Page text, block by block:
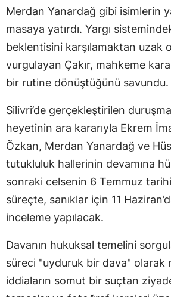
Merdan Yanardağ gibi isimlerin
masaya yatırdı. Yargı
beklentisini karşılamaktan uzak
vurgulayan Çakır, mahkeme
bir rutine dönüştüğünü savundu.
Silivri’de gerçekleştirilen
heyetinin ara kararıyla Ekrem
Özkan, Merdan Yanardağ ve
tutukluluk hallerinin devamına
sonraki celsenin 6 Temmuz
süreçte, sanıklar için 11
inceleme yapılacak.
Davanın hukuksal temelini
süreci "uyduruk bir dava" olarak
iddiaların somut bir suçtan